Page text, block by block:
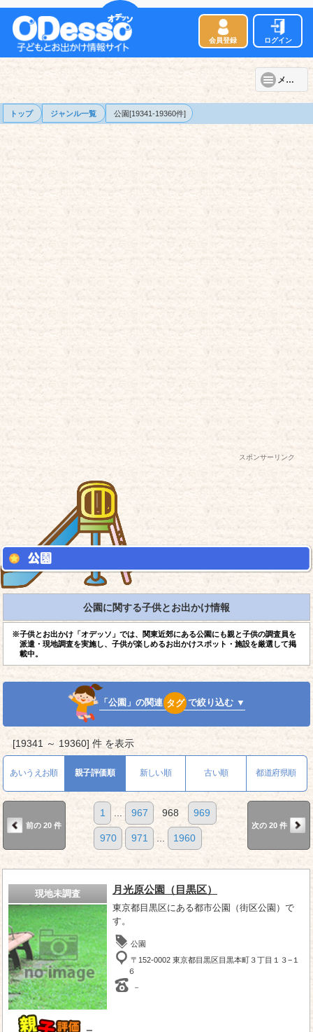
会員登録 ログイン
メニュー
トップ ジャンル一覧 公園[19341-19360件]
スポンサーリンク
公園に関する子供とお出かけ情報
※子供とお出かけ「オデッソ」では、関東近郊にある公園にも親と子供の調査員を
派遣・現地調査を実施し、子供が楽しめるお出かけスポット・施設を厳選して掲
載中。
「公園」の関連 タグ で絞り込む ▼
[19341 ～ 19360] 件 を表示
あいうえお順 親子評価順 新しい順 古い順 都道府県順
前の 20 件
1 ... 967 968 969
970 971 ... 1960
次の 20 件
現地未調査 月光原公園（目黒区）
東京都目黒区にある都市公園（街区公園）で
す。
公園
〒152-0002 東京都目黒区目黒本町３丁目１３−１
６
－